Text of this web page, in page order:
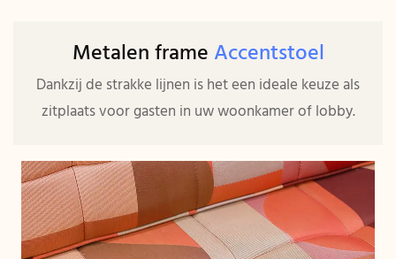
Metalen frame Accentstoel
Dankzij de strakke lijnen is het een ideale keuze als
zitplaats voor gasten in uw woonkamer of lobby.